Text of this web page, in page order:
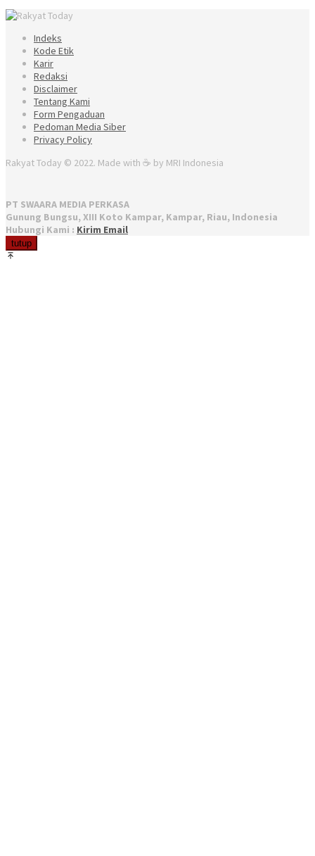
Indeks
Kode Etik
Karir
Redaksi
Disclaimer
Tentang Kami
Form Pengaduan
Pedoman Media Siber
Privacy Policy
Rakyat Today © 2022. Made with ☕ by MRI Indonesia
PT SWAARA MEDIA PERKASA
Gunung Bungsu, XIII Koto Kampar, Kampar, Riau, Indonesia
Hubungi Kami : Kirim Email
tutup